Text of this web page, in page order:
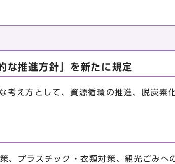
推進方針」を新たに規定
え方として、資源循環の推進、脱炭素
プラスチック・衣類対策、観光ごみへ